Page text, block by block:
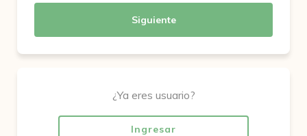
Siguiente
¿Ya eres usuario?
Ingresar